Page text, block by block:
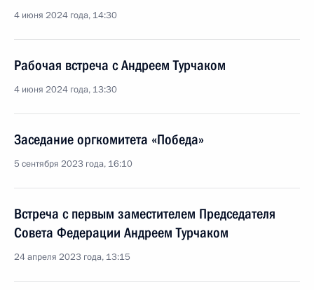
4 июня 2024 года, 14:30
Рабочая встреча с Андреем Турчаком
4 июня 2024 года, 13:30
Заседание оргкомитета «Победа»
5 сентября 2023 года, 16:10
Встреча с первым заместителем Председателя
Совета Федерации Андреем Турчаком
24 апреля 2023 года, 13:15